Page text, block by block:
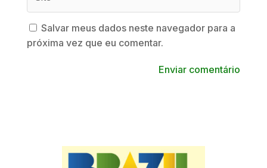
Salvar meus dados neste navegador para a
próxima vez que eu comentar.
Enviar comentário